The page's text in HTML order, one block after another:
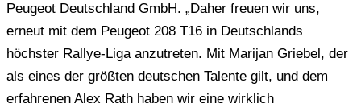
Peugeot Deutschland GmbH. „Daher freuen wir uns,
erneut mit dem Peugeot 208 T16 in Deutschlands
höchster Rallye-Liga anzutreten. Mit Marijan Griebel, der
als eines der größten deutschen Talente gilt, und dem
erfahrenen Alex Rath haben wir eine wirklich